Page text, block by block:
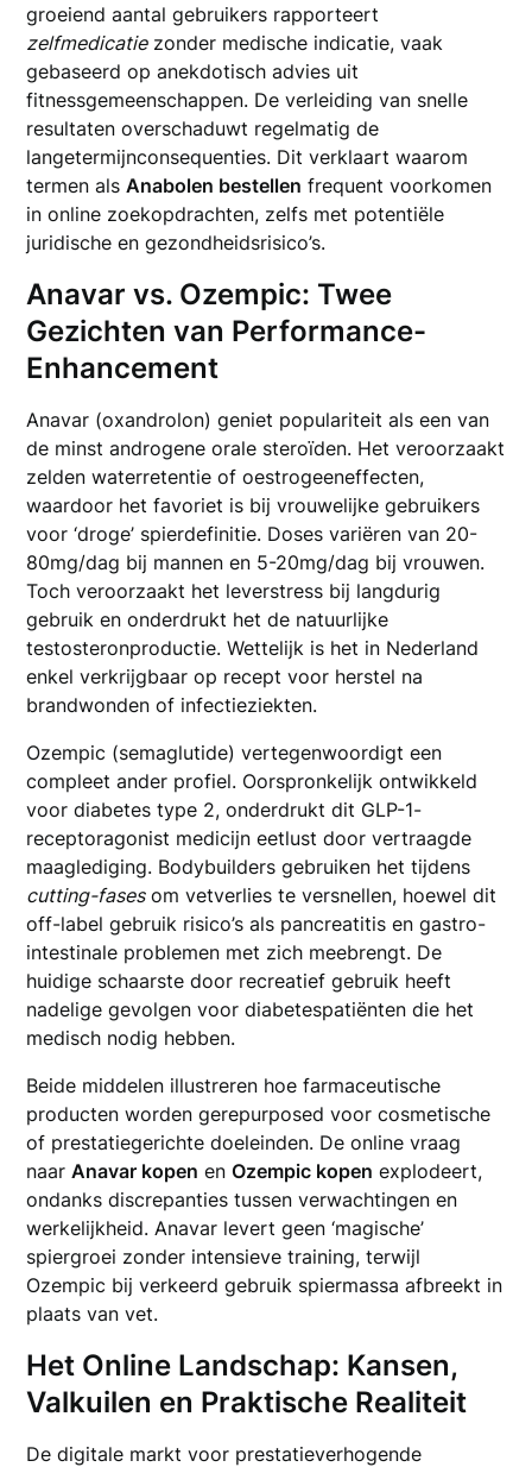
groeiend aantal gebruikers rapporteert
zelfmedicatiezonder medische indicatie, vaak
gebaseerd op anekdotisch advies uit
fitnessgemeenschappen. De verleiding van snelle
resultaten overschaduwt regelmatig de
langetermijnconsequenties. Dit verklaart waarom
termen alsAnabolen bestellen frequent voorkomen
in online zoekopdrachten, zelfs met potentiële
juridische en gezondheidsrisico’s.
Anavar vs. Ozempic: Twee
Gezichten van Performance-
Enhancement
Anavar (oxandrolon) geniet populariteit als een van
de minst androgene orale steroïden. Het veroorzaakt
zelden waterretentie of oestrogeeneffecten,
waardoor het favoriet is bij vrouwelijke gebruikers
voor ‘droge’ spierdefinitie. Doses variëren van 20-
80mg/dag bij mannen en 5-20mg/dag bij vrouwen.
Toch veroorzaakt het leverstress bij langdurig
gebruik en onderdrukt het de natuurlijke
testosteronproductie. Wettelijk is het in Nederland
enkel verkrijgbaar op recept voor herstel na
brandwonden of infectieziekten.
Ozempic (semaglutide) vertegenwoordigt een
compleet ander profiel. Oorspronkelijk ontwikkeld
voor diabetes type 2, onderdrukt dit GLP-1-
receptoragonist medicijn eetlust door vertraagde
maaglediging. Bodybuilders gebruiken het tijdens
cutting-fasesom vetverlies te versnellen, hoewel dit
off-label gebruik risico’s als pancreatitis en gastro-
intestinale problemen met zich meebrengt. De
huidige schaarste door recreatief gebruik heeft
nadelige gevolgen voor diabetespatiënten die het
medisch nodig hebben.
Beide middelen illustreren hoe farmaceutische
producten worden gerepurposed voor cosmetische
of prestatiegerichte doeleinden. De online vraag
naarAnavar kopen enOzempic kopen explodeert,
ondanks discrepanties tussen verwachtingen en
werkelijkheid. Anavar levert geen ‘magische’
spiergroei zonder intensieve training, terwijl
Ozempic bij verkeerd gebruik spiermassa afbreekt in
plaats van vet.
Het Online Landschap: Kansen,
Valkuilen en Praktische Realiteit
De digitale markt voor prestatieverhogende